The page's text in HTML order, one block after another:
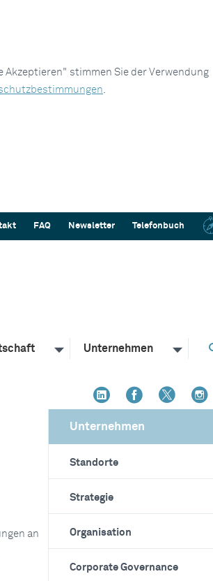
stimmen Sie der Verwendung
.
FAQ Newsletter Telefonbuch
Unternehmen
an
Unternehmen
Standorte
Strategie
Organisation
Corporate Governance